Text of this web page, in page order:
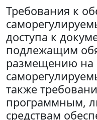
Требования к
доступа к
подлежащим
размещению на
также
программным,
средствам